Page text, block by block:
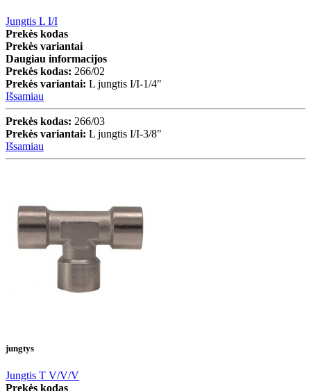
Jungtis L I/I
Prekės kodas
Prekės variantai
Daugiau informacijos
Prekės kodas: 266/02
Prekės variantai: L jungtis I/I-1/4"
Išsamiau
Prekės kodas: 266/03
Prekės variantai: L jungtis I/I-3/8"
Išsamiau
jungtys
Jungtis T V/V/V
Prekės kodas